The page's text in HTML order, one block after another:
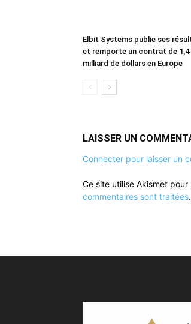
Elbit Systems publie ses
et remporte un contrat de 1,4
milliard de dollars en Europe
LAISSER UN
Connecter pour laisser un
Ce site utilise Akismet
commentaires sont traitées.